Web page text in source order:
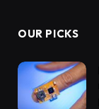
OUR PICKS